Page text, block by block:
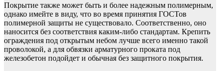
Покрытие также может быть и более надежным полимерным,
однако имейте в виду, что во время принятия ГОСТов
полимерной защиты не существовало. Соответственно, оно
наносится без соответствия каким-либо стандартам. Крепить
ограждения под открытым небом лучше всего именно такой
проволокой, а для обвязки арматурного проката под
железобетон подойдет и обычная без защитного покрытия.